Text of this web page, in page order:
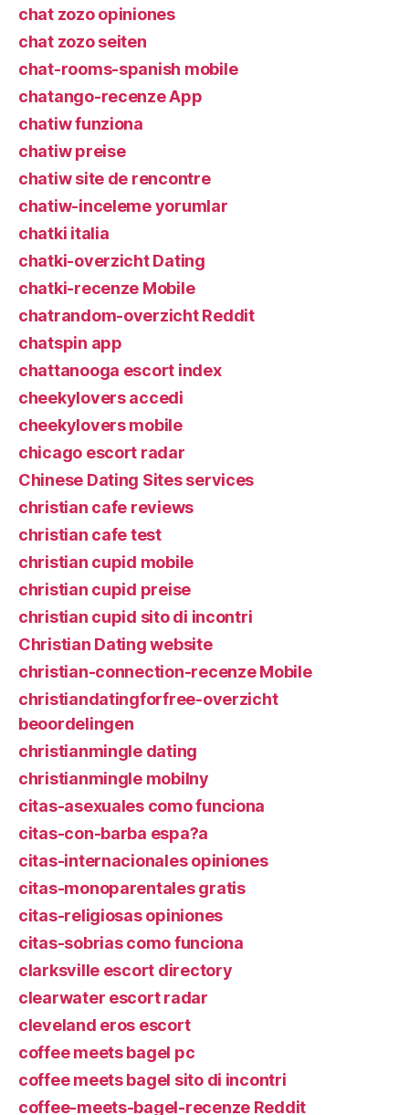
chat zozo opiniones
chat zozo seiten
chat-rooms-spanish mobile
chatango-recenze App
chatiw funziona
chatiw preise
chatiw site de rencontre
chatiw-inceleme yorumlar
chatki italia
chatki-overzicht Dating
chatki-recenze Mobile
chatrandom-overzicht Reddit
chatspin app
chattanooga escort index
cheekylovers accedi
cheekylovers mobile
chicago escort radar
Chinese Dating Sites services
christian cafe reviews
christian cafe test
christian cupid mobile
christian cupid preise
christian cupid sito di incontri
Christian Dating website
christian-connection-recenze Mobile
christiandatingforfree-overzicht
beoordelingen
christianmingle dating
christianmingle mobilny
citas-asexuales como funciona
citas-con-barba espa?a
citas-internacionales opiniones
citas-monoparentales gratis
citas-religiosas opiniones
citas-sobrias como funciona
clarksville escort directory
clearwater escort radar
cleveland eros escort
coffee meets bagel pc
coffee meets bagel sito di incontri
coffee-meets-bagel-recenze Reddit